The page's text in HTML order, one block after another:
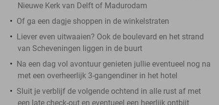
Nieuwe Kerk van Delft of Madurodam
Of ga een dagje shoppen in de winkelstraten
Liever even uitwaaien? Ook de boulevard en het strand
van Scheveningen liggen in de buurt
Na een dag vol avontuur genieten jullie eventueel nog na
met een overheerlijk 3-gangendiner in het hotel
Sluit je verblijf de volgende ochtend in alle rust af met
een late check-out en eventueel een heerlijk ontbijt